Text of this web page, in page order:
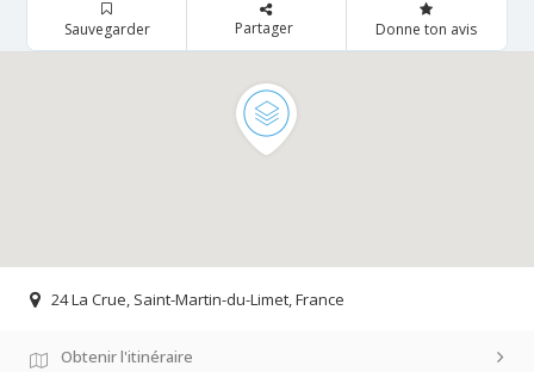
Sauvegarder Partager Donne ton avis
24 La Crue, Saint-Martin-du-Limet, France
Obtenir l'itinéraire